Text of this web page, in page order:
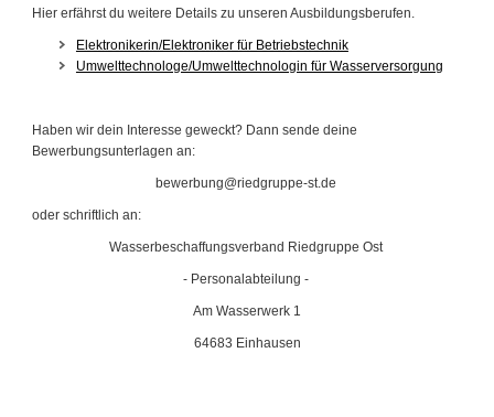
Hier erfährst du weitere Details zu unseren Ausbildungsberufen.
Elektronikerin/Elektroniker für Betriebstechnik
Umwelttechnologe/Umwelttechnologin für Wasserversorgung
Haben wir dein Interesse geweckt? Dann sende deine
Bewerbungsunterlagen an:
bewerbung@riedgruppe-st.de
oder schriftlich an:
Wasserbeschaffungsverband Riedgruppe Ost
- Personalabteilung -
Am Wasserwerk 1
64683 Einhausen